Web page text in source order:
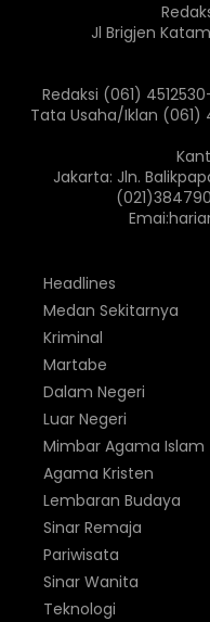
Jl Brigjen
Redaksi (061)
Tata Usaha/Iklan
Jakarta: Jln.
Headlines
Medan Sekitarnya
Kriminal
Martabe
Dalam Negeri
Luar Negeri
Mimbar Agama Islam
Agama Kristen
Lembaran Budaya
Sinar Remaja
Pariwisata
Sinar Wanita
Teknologi